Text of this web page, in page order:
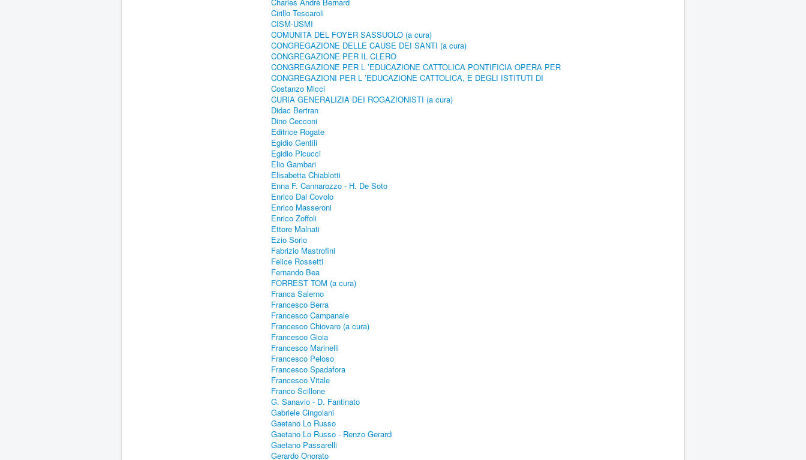
Cirillo Tescaroli
CISM-USMI
COMUNITÀ DEL FOYER SASSUOLO (a cura)
CONGREGAZIONE DELLE CAUSE DEI SANTI (a cura)
CONGREGAZIONE PER IL CLERO
CONGREGAZIONE PER L ’EDUCAZIONE CATTOLICA PONTIFICIA OPERA PER
CONGREGAZIONI PER L ’EDUCAZIONE CATTOLICA, E DEGLI ISTITUTI DI
Costanzo Micci
CURIA GENERALIZIA DEI ROGAZIONISTI (a cura)
Didac Bertran
Dino Cecconi
Editrice Rogate
Egidio Gentili
Egidio Picucci
Elio Gambari
Elisabetta Chiablotti
Enna F. Cannarozzo - H. De Soto
Enrico Dal Covolo
Enrico Masseroni
Enrico Zoffoli
Ettore Malnati
Ezio Sorio
Fabrizio Mastrofini
Felice Rossetti
Fernando Bea
FORREST TOM (a cura)
Franca Salerno
Francesco Berra
Francesco Campanale
Francesco Chiovaro (a cura)
Francesco Gioia
Francesco Marinelli
Francesco Peloso
Francesco Spadafora
Francesco Vitale
Franco Scillone
G. Sanavio - D. Fantinato
Gabriele Cingolani
Gaetano Lo Russo
Gaetano Lo Russo - Renzo Gerardi
Gaetano Passarelli
Gerardo Onorato